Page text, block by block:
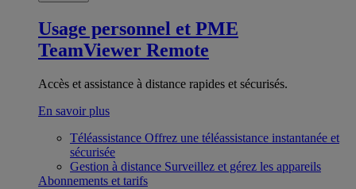
Usage personnel et PME
TeamViewer Remote
Accès et assistance à distance rapides et sécurisés.
En savoir plus
Téléassistance Offrez une téléassistance instantanée et
sécurisée
Gestion à distance Surveillez et gérez les appareils
Abonnements et tarifs